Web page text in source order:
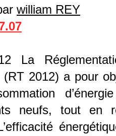
william REY
La
(RT 2012) a pour
neufs, tout en